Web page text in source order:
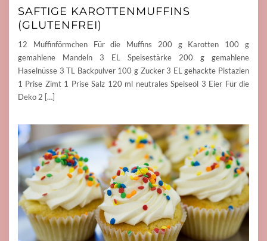
SAFTIGE KAROTTENMUFFINS
(GLUTENFREI)
12 Muffinförmchen Für die Muffins 200 g Karotten 100 g
gemahlene Mandeln 3 EL Speisestärke 200 g gemahlene
Haselnüsse 3 TL Backpulver 100 g Zucker 3 EL gehackte Pistazien
1 Prise Zimt 1 Prise Salz 120 ml neutrales Speiseöl 3 Eier Für die
Deko 2 […]